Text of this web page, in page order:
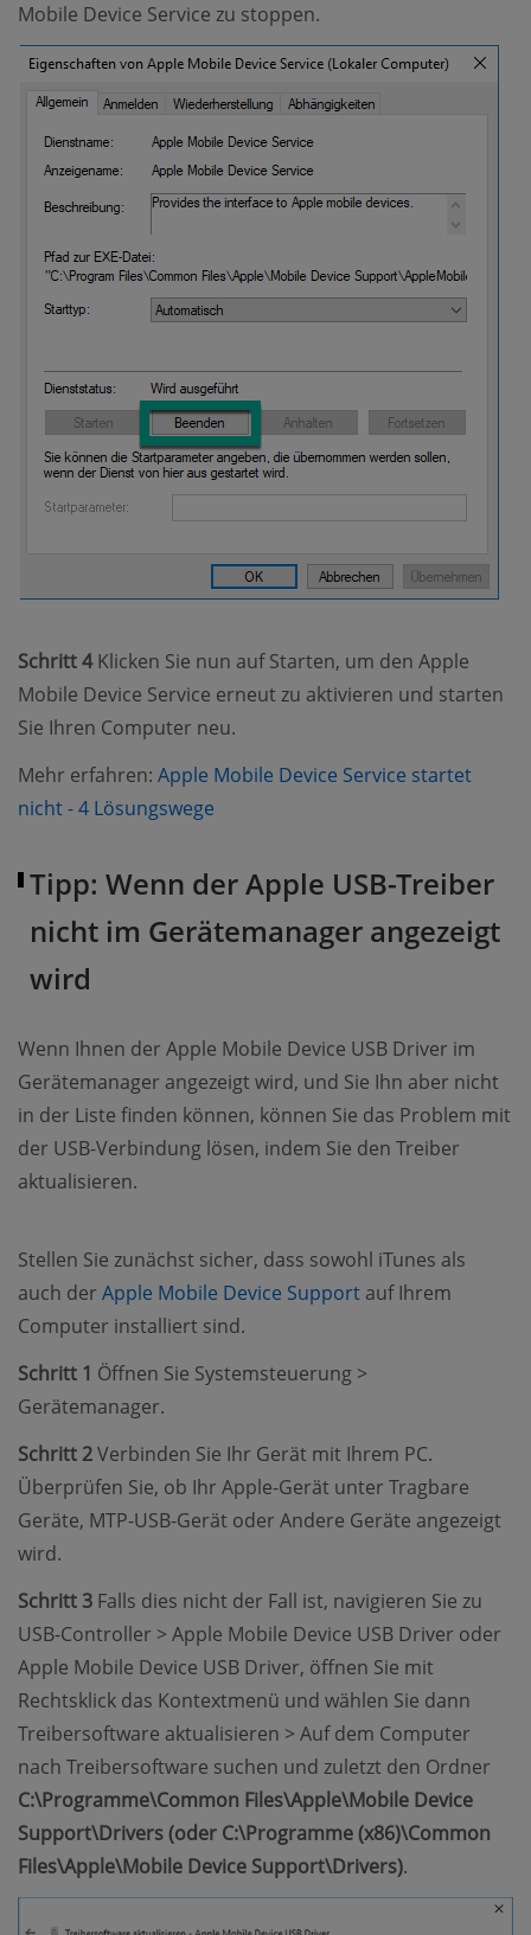
Mobile Device Service zu stoppen.
Schritt 4Klicken Sie nun auf Starten, um den Apple
Mobile Device Service erneut zu aktivieren und starten
Sie Ihren Computer neu.
Mehr erfahren: Apple Mobile Device Service startet
nicht - 4 Lösungswege
Tipp: Wenn der Apple USB-Treiber
nicht im Gerätemanager angezeigt
wird
Wenn Ihnen der Apple Mobile Device USB Driver im
Gerätemanager angezeigt wird, und Sie Ihn aber nicht
in der Liste finden können, können Sie das Problem mit
der USB-Verbindung lösen, indem Sie den Treiber
aktualisieren.
Stellen Sie zunächst sicher, dass sowohl iTunes als
auch der Apple Mobile Device Support (opens new
auf Ihrem
Computer installiert sind.
Schritt 1 Öffnen Sie Systemsteuerung >
Gerätemanager.
Schritt 2Verbinden Sie Ihr Gerät mit Ihrem PC.
Überprüfen Sie, ob Ihr Apple-Gerät unter Tragbare
Geräte, MTP-USB-Gerät oder Andere Geräte angezeigt
wird.
Schritt 3 Falls dies nicht der Fall ist, navigieren Sie zu
USB-Controller > Apple Mobile Device USB Driver oder
Apple Mobile Device USB Driver, öffnen Sie mit
Rechtsklick das Kontextmenü und wählen Sie dann
Treibersoftware aktualisieren > Auf dem Computer
nach Treibersoftware suchen und zuletzt den Ordner
C:\Programme\Common Files\Apple\Mobile Device
Support\Drivers (oder C:\Programme (x86)\Common
Files\Apple\Mobile Device Support\Drivers).